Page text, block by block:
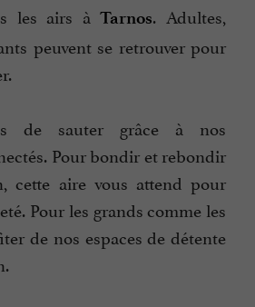
les airs àTarnos. Adultes,
peuvent se retrouver pour
de sauter grâce à nos
Pour bondir et rebondir
cette aire vous attend pour
Pour les grands comme les
de nos espaces de détente